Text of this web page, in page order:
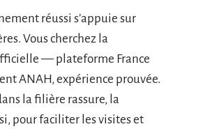
réussi s’appuie sur
Vous cherchez la
— plateforme France
ANAH, expérience prouvée.
la filière rassure, la
pour faciliter les visites et